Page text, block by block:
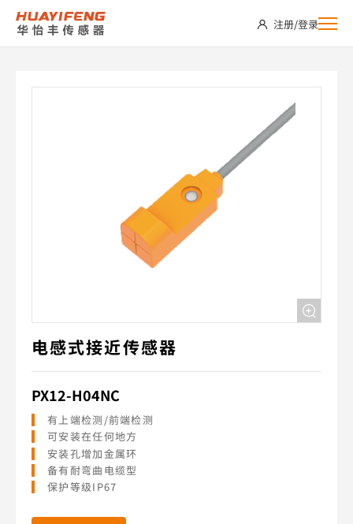
PX12-
H04NC
注册/登录
电感式接近传感器
PX12-H04NC
有上端检测/前端检测
可安装在任何地方
安装孔增加金属环
备有耐弯曲电缆型
保护等级IP67